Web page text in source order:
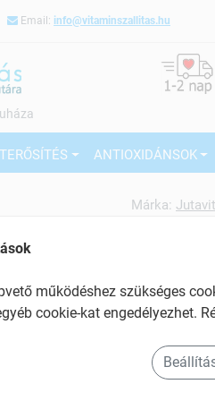
Email: info@vitaminszallitas.hu
ANTIOXIDÁNSOK
Márka: Jutavit
Tartalom:
működéshez szükséges
cookie-kat engedélyezhet.